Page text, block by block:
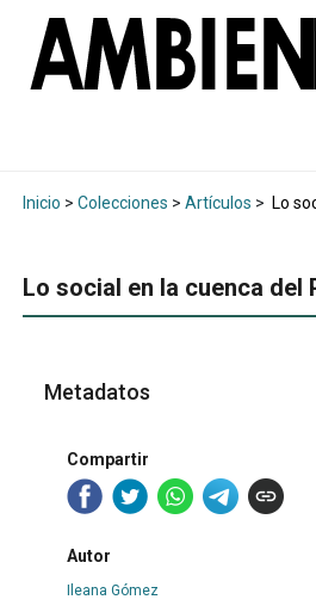
Inicio > Colecciones > Artículos > Lo
Lo social en la cuenca del
Metadatos
Compartir
Autor
Ileana Gómez